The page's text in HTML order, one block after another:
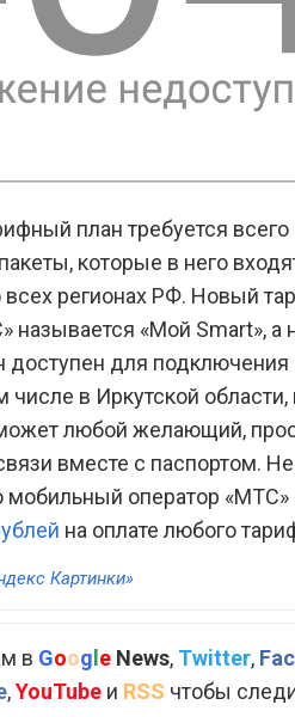
план требуется всего
которые в него
регионах РФ. Новый
называется «Мой Smart», а
доступен для подключения
числе в Иркутской области,
любой желающий,
вместе с паспортом.
мобильный оператор «МТС»
на оплате любого
Картинки»
в Google News, Twitter,
,YouTube и RSS чтобы